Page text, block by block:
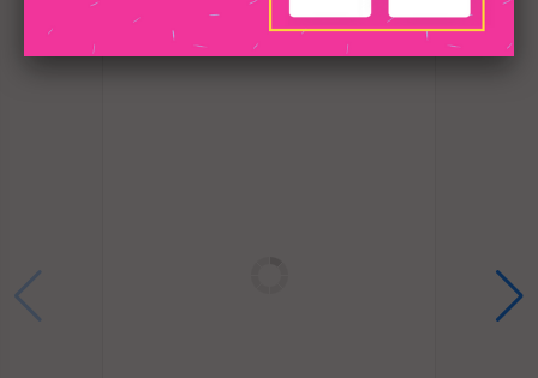
vajinal ve göğüs ucu uyarıcı olarak kullanılabilir.
Taşıması, kullanımı ve temizlemesi kolay. Ergonomik